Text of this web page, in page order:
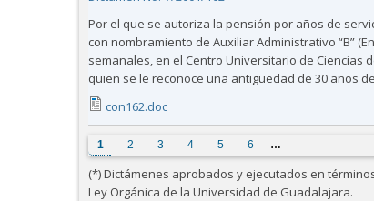
Por el que se autoriza la pensión por años de
con nombramiento de Auxiliar Administrativo “B”
semanales, en el Centro Universitario de Ciencias
quien se le reconoce una antigüedad de 30 años
con162.doc
Páginas
1 2 3 4 5 6 …
(*) Dictámenes aprobados y ejecutados en
Ley Orgánica de la Universidad de Guadalajara.